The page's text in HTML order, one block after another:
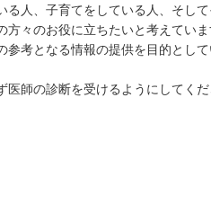
人、子育てをしている人、そして
々のお役に立ちたいと考えていま
考となる情報の提供を目的として
師の診断を受けるようにしてくだ